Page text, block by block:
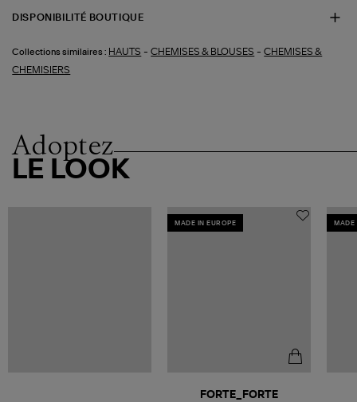
DISPONIBILITÉ BOUTIQUE
Collections similaires : HAUTS -CHEMISES & BLOUSES -CHEMISES &
CHEMISIERS
Adoptez
LE LOOK
MADE IN EUROPE
FORTE_FORTE
MADE